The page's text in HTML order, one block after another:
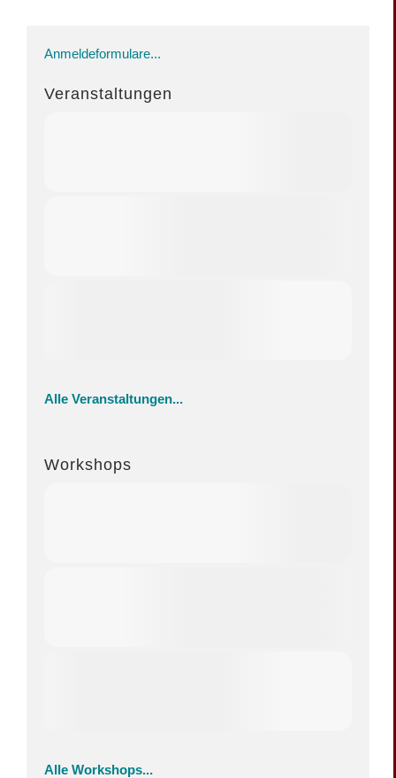
Anmeldeformulare...
Veranstaltungen
Alle Veranstaltungen...
Workshops
Alle Workshops...